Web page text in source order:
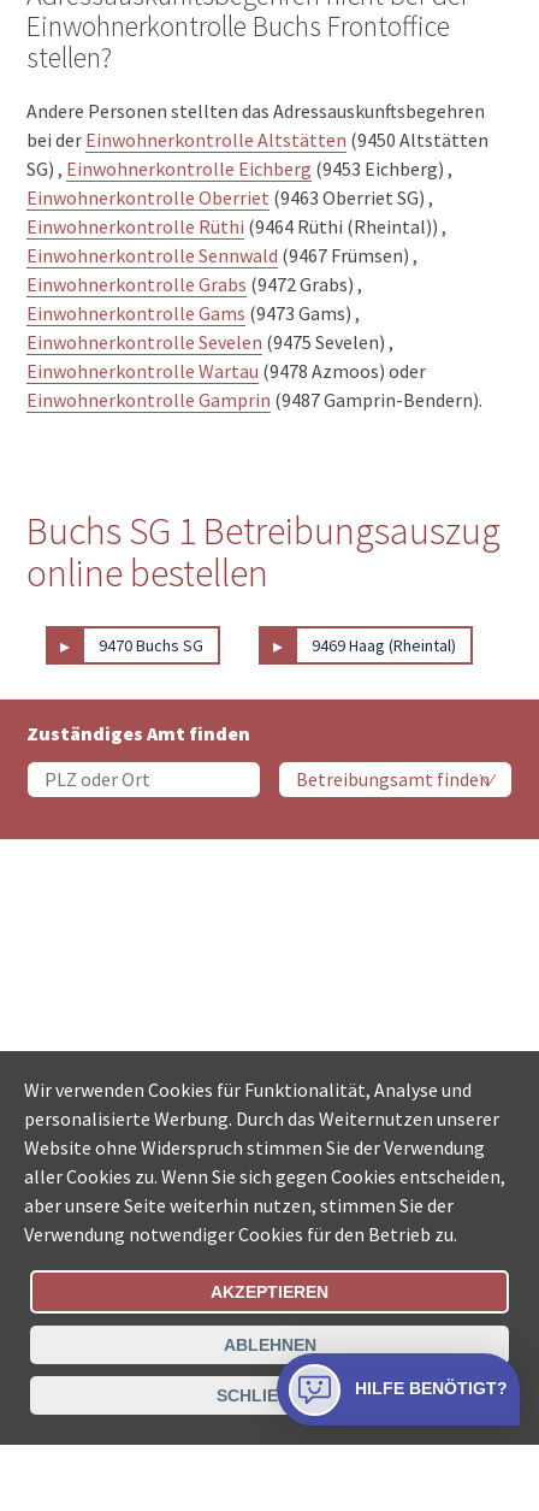
Einwohnerkontrolle Buchs Frontoffice
stellen?
Andere Personen stellten das Adressauskunftsbegehren
bei der Einwohnerkontrolle Altstätten (9450 Altstätten
SG) , Einwohnerkontrolle Eichberg (9453 Eichberg) ,
Einwohnerkontrolle Oberriet (9463 Oberriet SG) ,
Einwohnerkontrolle Rüthi (9464 Rüthi (Rheintal)) ,
Einwohnerkontrolle Sennwald (9467 Frümsen) ,
Einwohnerkontrolle Grabs (9472 Grabs) ,
Einwohnerkontrolle Gams (9473 Gams) ,
Einwohnerkontrolle Sevelen (9475 Sevelen) ,
Einwohnerkontrolle Wartau (9478 Azmoos) oder
Einwohnerkontrolle Gamprin (9487 Gamprin-Bendern).
Buchs SG 1 Betreibungsauszug
online bestellen
▸ 9470 Buchs SG ▸ 9469 Haag (Rheintal)
Zuständiges Amt finden
Bestellungsstatus Ämtersuche der Schweiz
Datenschutz Impressum Nutzungsbestimmungen
Kontakt
Wir verwenden Cookies für Funktionalität, Analyse und
personalisierte Werbung. Durch das Weiternutzen unserer
Website ohne Widerspruch stimmen Sie der Verwendung
aller Cookies zu. Wenn Sie sich gegen Cookies entscheiden,
aber unsere Seite weiterhin nutzen, stimmen Sie der
Verwendung notwendiger Cookies für den Betrieb zu.
AKZEPTIEREN
ABLEHNEN
SCHLIESSEN HILFE BENÖTIGT?